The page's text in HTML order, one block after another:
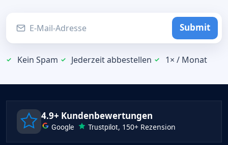
Submit
Kein Spam Jederzeit abbestellen 1× / Monat
4.9+ Kundenbewertungen
Google Trustpilot, 150+ Rezension